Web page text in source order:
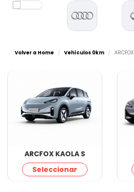
Volver a Home Vehículos 0km ARCFOX
ARCFOX KAOLA S
Seleccionar